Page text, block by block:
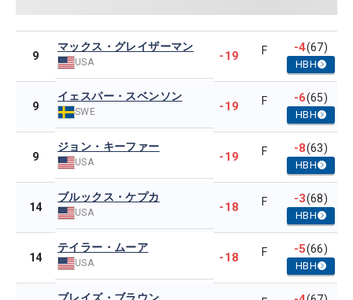
9
マックス・グレイザーマン
USA -19 F -4(67)
HBH
9
イェスパー・スベンソン
SWE -19 F -6(65)
HBH
9
ジョン・キーファー
USA -19 F -8(63)
HBH
14
ブルックス・ケプカ
USA -18 F -3(68)
HBH
14
テイラー・ムーア
USA -18 F -5(66)
HBH